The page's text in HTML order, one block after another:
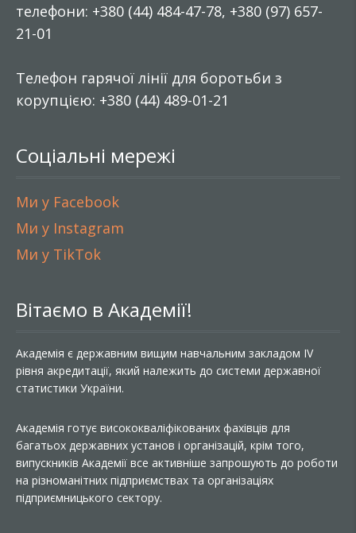
телефони: +380 (44) 484-47-78, +380 (97) 657-
21-01
Телефон гарячої лінії для боротьби з
корупцією: +380 (44) 489-01-21
Соціальні мережі
Ми у Facebook
Ми у Instagram
Ми у TikTok
Вітаємо в Академії!
Академія є державним вищим навчальним закладом IV
рівня акредитації, який належить до системи державної
статистики України.
Академія готує висококваліфікованих фахівців для
багатьох державних установ і організацій, крім того,
випускників Академії все активніше запрошують до роботи
на різноманітних підприємствах та організаціях
підприємницького сектору.